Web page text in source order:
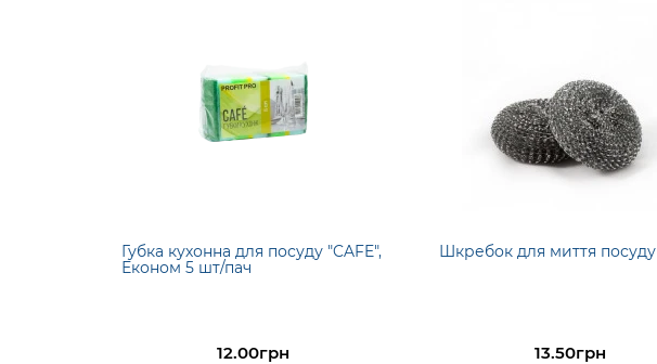
Губка кухонна для посуду "CAFE",
Економ 5 шт/пач
12.00грн
Шкребок для миття посуду
13.50грн